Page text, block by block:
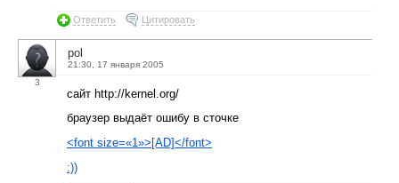
Ответить Цитировать
3
pol
21:30, 17 января 2005
сайт http://kernel.org/
браузер выдаёт ошибу в сточке
<font size=«1»>[AD]</font>
:))